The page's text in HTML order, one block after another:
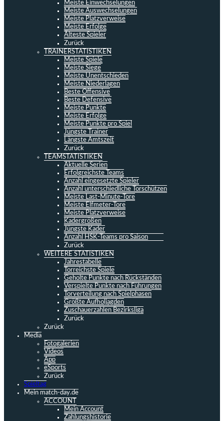
Meiste Einwechselungen
Meiste Auswechselungen
Meiste Platzverweise
Meiste Erfolge
Älteste Spieler
Zurück
TRAINERSTATISTIKEN
Meiste Spiele
Meiste Siege
Meiste Unentschieden
Meiste Niederlagen
Beste Offensive
Beste Defensive
Meiste Punkte
Meiste Erfolge
Meiste Punkte pro Spiel
Jüngste Trainer
Längste Amtszeit
Zurück
TEAMSTATISTIKEN
Aktuelle Serien
Erfolgreichste Teams
Anzahl eingesetzte Spieler
Anzahl unterschiedliche Torschützen
Meiste Last-Minute-Tore
Meiste Elfmeter-Tore
Meiste Platzverweise
Kadergrößen
Jüngste Kader
Anzahl HSK-Teams pro Saison
Zurück
WEITERE STATISTIKEN
Jahrestabelle
Torreichste Spiele
Geholte Punkte nach Rückständen
Verspielte Punkte nach Führungen
Torverteilung nach Spielphasen
Größte Aufholjagden
Zuschauerzahlen Bezirksliga
Zurück
Zurück
Media
Fotogalerien
Videos
App
eSports
Zurück
Spieltag
Mein match-day.de
ACCOUNT
Mein Account
Zahlungshistorie